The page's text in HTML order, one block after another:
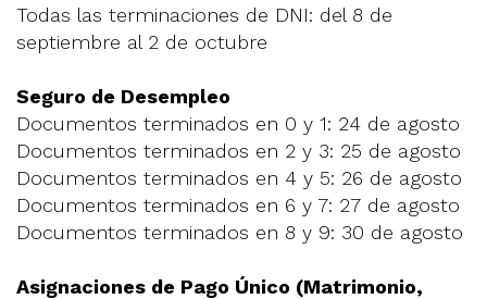
Todas las terminaciones de DNI: del 8 de
septiembre al 2 de octubre
Seguro de Desempleo
Documentos terminados en 0 y 1: 24 de agosto
Documentos terminados en 2 y 3: 25 de agosto
Documentos terminados en 4 y 5: 26 de agosto
Documentos terminados en 6 y 7: 27 de agosto
Documentos terminados en 8 y 9: 30 de agosto
Asignaciones de Pago Único (Matrimonio,